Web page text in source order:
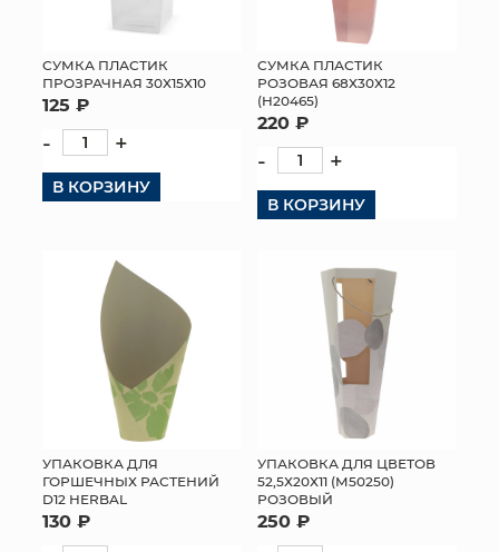
СУМКА ПЛАСТИК
ПРОЗРАЧНАЯ 30Х15Х10
125 ₽
- +
В КОРЗИНУ
СУМКА ПЛАСТИК
РОЗОВАЯ 68Х30Х12
(H20465)
220 ₽
- +
В КОРЗИНУ
УПАКОВКА ДЛЯ
ГОРШЕЧНЫХ РАСТЕНИЙ
D12 HERBAL
130 ₽
УПАКОВКА ДЛЯ ЦВЕТОВ
52,5Х20Х11 (М50250)
РОЗОВЫЙ
250 ₽